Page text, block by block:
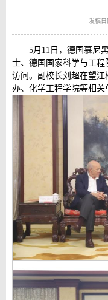
发稿
5月11日，德国慕尼
士、德国国家科学与工程
访问。副校长刘超在望
办、化学工程学院等相关